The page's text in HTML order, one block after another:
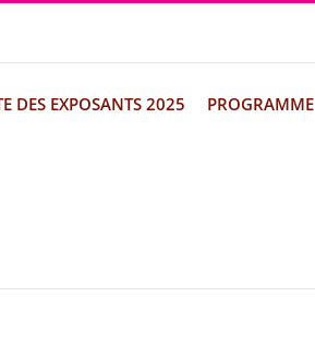
DES EXPOSANTS 2025 PROGRAMME